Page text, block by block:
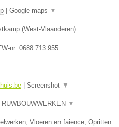
| Google maps ▼
(West-Vlaanderen)
nr: 0688.713.955
| Screenshot ▼
▼
Vloeren en faience, Opritten